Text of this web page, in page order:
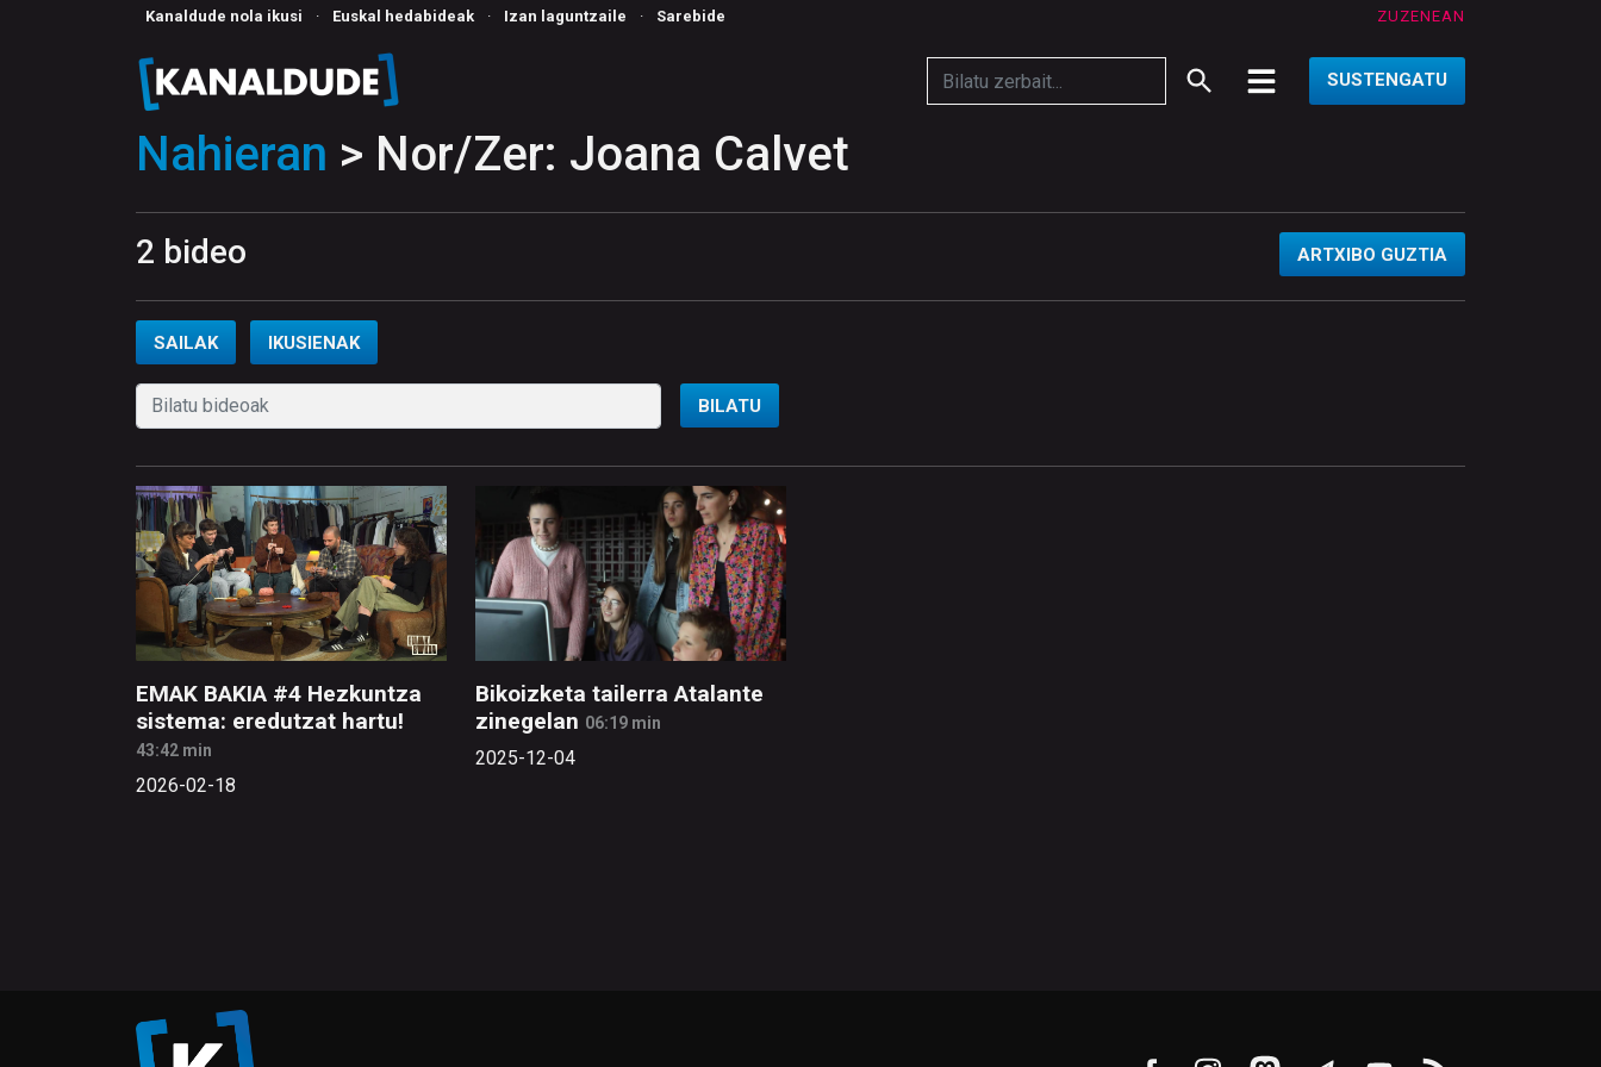
Kanaldude nola ikusi · Euskal hedabideak · Izan laguntzaile · Sarebide ZUZENEAN
SUSTENGATU
Nahieran > Nor/Zer: Joana Calvet
2 bideo ARTXIBO GUZTIA
SAILAK IKUSIENAK
BILATU
EMAK BAKIA #4 Hezkuntza
sistema: eredutzat hartu!
43:42 min
2026-02-18
Bikoizketa tailerra Atalante
zinegelan 06:19 min
2025-12-04